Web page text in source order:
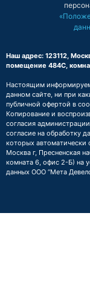
Наш адрес: 123112,
помещение 484С,
Настоящим
данном сайте, ни при
публичной офертой в
Копирование и
согласия
согласие на обработку
которых автоматически
Москва г, Пресненская
комната 6, офис 2-Б) на
данных ООО “Мета